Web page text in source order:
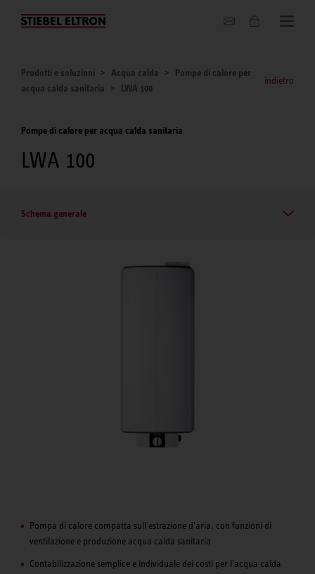
Chi siamo
Prodotti e soluzioni Acqua calda
Pompe di calore per
acqua calda sanitaria
LWA 100
indietro
Pompe di calore per acqua calda sanitaria
LWA 100
Schema generale
Pompa di calore compatta sull'estrazione d'aria, con funzioni di
ventilazione e produzione acqua calda sanitaria
Contabilizzazione semplice e individuale dei costi per l'acqua calda